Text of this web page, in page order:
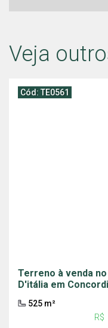
Veja
Cód: TE0561
Terreno à venda
D'itália em
525 m²
R$